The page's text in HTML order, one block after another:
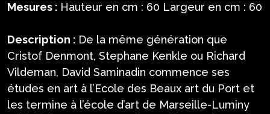
Mesures : Hauteur en cm : 60 Largeur en cm : 60
Description : De la même génération que
Cristof Denmont, Stephane Kenkle ou Richard
Vildeman, David Saminadin commence ses
études en art à l’Ecole des Beaux art du Port et
les termine à l’école d’art de Marseille-Luminy